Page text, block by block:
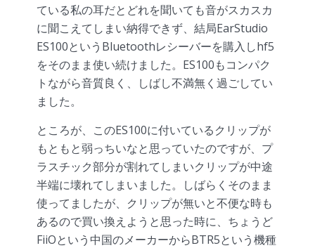
ている私の耳だとどれを聞いても音がスカスカ
に聞こえてしまい納得できず、結局EarStudio
ES100というBluetoothレシーバーを購入しhf5
をそのまま使い続けました。ES100もコンパク
トながら音質良く、しばし不満無く過ごしてい
ました。
ところが、このES100に付いているクリップが
もともと弱っちいなと思っていたのですが、プ
ラスチック部分が割れてしまいクリップが中途
半端に壊れてしまいました。しばらくそのまま
使ってましたが、クリップが無いと不便な時も
あるので買い換えようと思った時に、ちょうど
FiiOという中国のメーカーからBTR5という機種